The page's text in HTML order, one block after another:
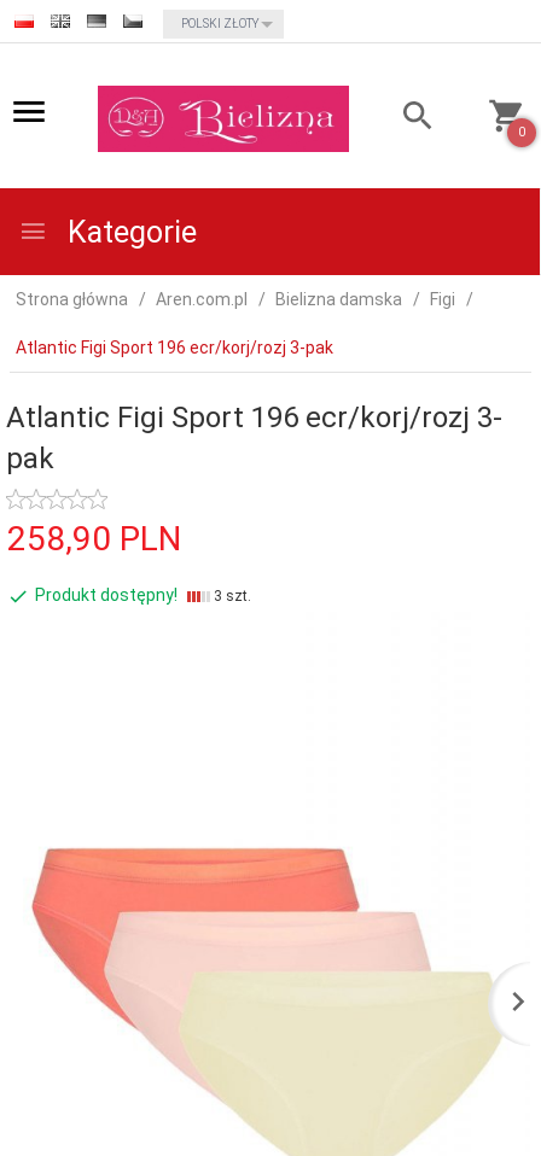
currency_h
POLSKI ZŁOTY
0
Kategorie
Strona główna Aren.com.pl Bielizna damska Figi
Atlantic Figi Sport 196 ecr/korj/rozj 3-pak
Atlantic Figi Sport 196 ecr/korj/rozj 3-
pak
258,90 PLN
Produkt dostępny! 3 szt.